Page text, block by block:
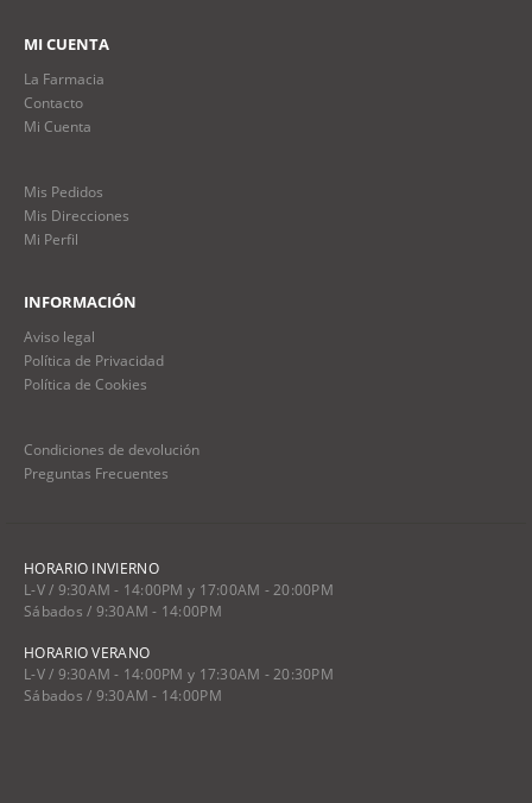
MI CUENTA
La Farmacia
Contacto
Mi Cuenta
Mis Pedidos
Mis Direcciones
Mi Perfil
INFORMACIÓN
Aviso legal
Política de Privacidad
Política de Cookies
Condiciones de devolución
Preguntas Frecuentes
HORARIO INVIERNO
L-V / 9:30AM - 14:00PM y 17:00AM - 20:00PM
Sábados / 9:30AM - 14:00PM
HORARIO VERANO
L-V / 9:30AM - 14:00PM y 17:30AM - 20:30PM
Sábados / 9:30AM - 14:00PM